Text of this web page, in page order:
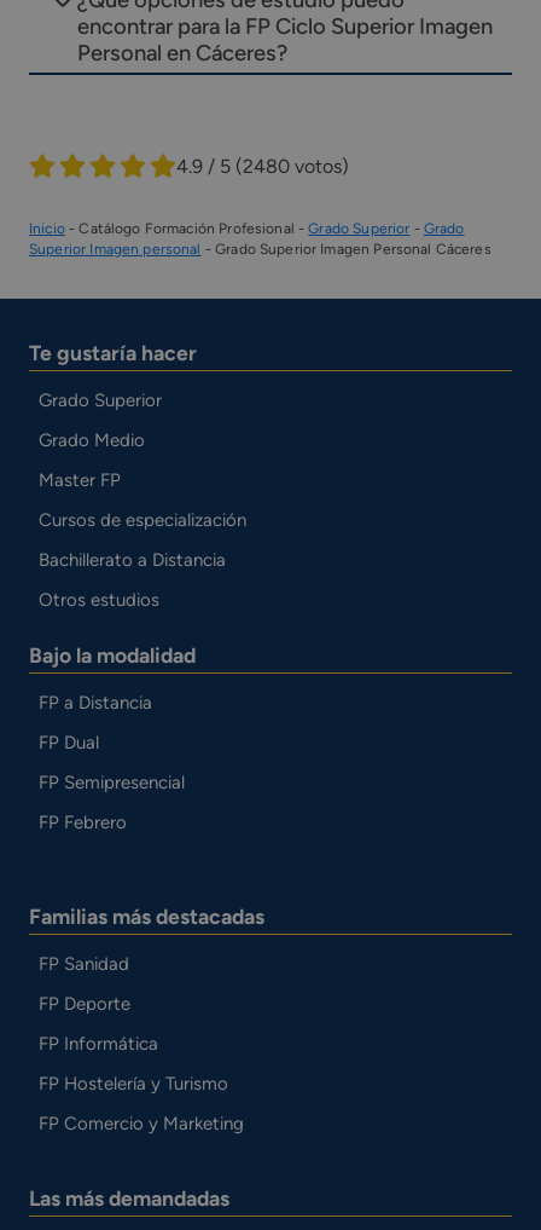
encontrar para la FP Ciclo Superior Imagen
Personal en Cáceres?
4.9 / 5 (2480 votos)
Inicio-Catálogo Formación Profesional -Grado Superior - Grado
Superior Imagen personal -Grado Superior Imagen Personal Cáceres
Te gustaría hacer
Grado Superior
Grado Medio
Master FP
Cursos de especialización
Bachillerato a Distancia
Otros estudios
Bajo la modalidad
FP a Distancia
FP Dual
FP Semipresencial
FP Febrero
Familias más destacadas
FP Sanidad
FP Deporte
FP Informática
FP Hostelería y Turismo
FP Comercio y Marketing
Las más demandadas